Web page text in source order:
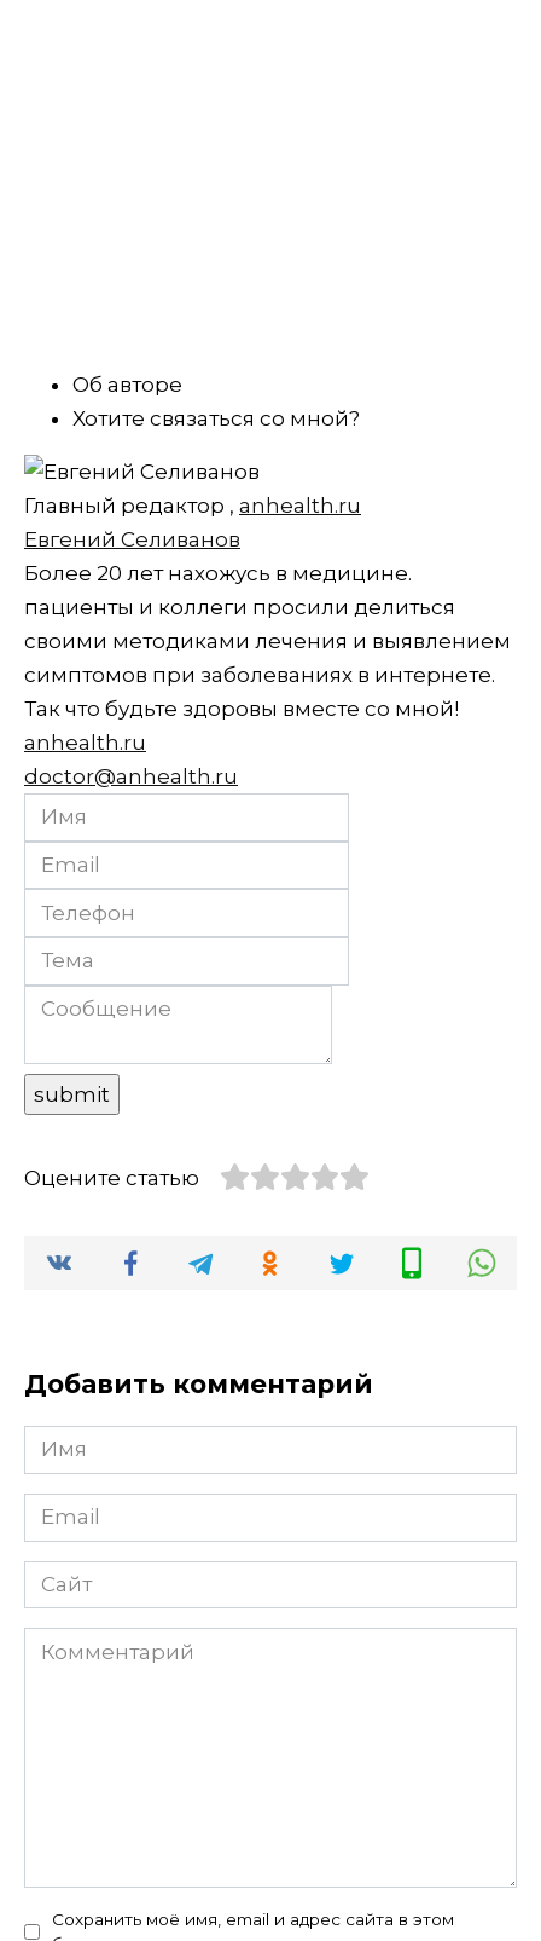
Об авторе
Хотите связаться со мной?
Главный редактор , anhealth.ru
Евгений Селиванов
Более 20 лет нахожусь в медицине.
пациенты и коллеги просили делиться
своими методиками лечения и выявлением
симптомов при заболеваниях в интернете.
Так что будьте здоровы вместе со мной!
anhealth.ru
doctor@anhealth.ru
Оцените статью
Добавить комментарий
Имя
Email
Сайт
Комментарий
Сохранить моё имя, email и адрес сайта в этом